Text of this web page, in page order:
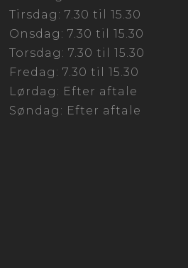
Tirsdag: 7.30 til 15.30
Onsdag: 7.30 til 15.30
Torsdag: 7.30 til 15.30
Fredag: 7.30 til 15.30
Lørdag: Efter aftale
Søndag: Efter aftale​